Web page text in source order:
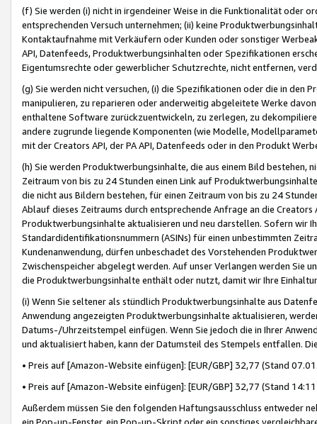
(f) Sie werden (i) nicht in irgendeiner Weise in die Funktionalität oder
entsprechenden Versuch unternehmen; (ii) keine
Kontaktaufnahme mit Verkäufern oder Kunden oder sonstiger
API, Datenfeeds, Produktwerbungsinhalten oder Spezifikationen
Eigentumsrechte oder gewerblicher Schutzrechte, nicht entfernen,
(g) Sie werden nicht versuchen, (i) die Spezifikationen oder die in
manipulieren, zu reparieren oder anderweitig abgeleitete Werke
enthaltene Software zurückzuentwickeln, zu zerlegen, zu
andere zugrunde liegende Komponenten (wie Modelle,
mit der Creators API, der PA API, Datenfeeds oder in den Produkt
(h) Sie werden Produktwerbungsinhalte, die aus einem Bild bestehen,
Zeitraum von bis zu 24 Stunden einen Link auf
die nicht aus Bildern bestehen, für einen Zeitraum von bis zu 24
Ablauf dieses Zeitraums durch entsprechende Anfrage an die
Produktwerbungsinhalte aktualisieren und neu darstellen. Sofern wir
Standardidentifikationsnummern (ASINs) für einen unbestimmten
Kundenanwendung, dürfen unbeschadet des Vorstehenden
Zwischenspeicher abgelegt werden. Auf unser Verlangen werden Sie
die Produktwerbungsinhalte enthält oder nutzt, damit wir Ihre
(i) Wenn Sie seltener als stündlich Produktwerbungsinhalte aus
Anwendung angezeigten Produktwerbungsinhalte aktualisieren,
Datums-/Uhrzeitstempel einfügen. Wenn Sie jedoch die in Ihrer
und aktualisiert haben, kann der Datumsteil des Stempels entfallen.
• Preis auf [Amazon-Website einfügen]: [EUR/GBP] 32,77 (Stand
• Preis auf [Amazon-Website einfügen]: [EUR/GBP] 32,77 (Stand
Außerdem müssen Sie den folgenden Haftungsausschluss entweder
ein Pop-up-Fenster, ein Pop-up-Skript oder ein sonstiges